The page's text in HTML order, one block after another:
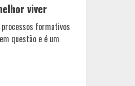
viver
formativos
questão e é um